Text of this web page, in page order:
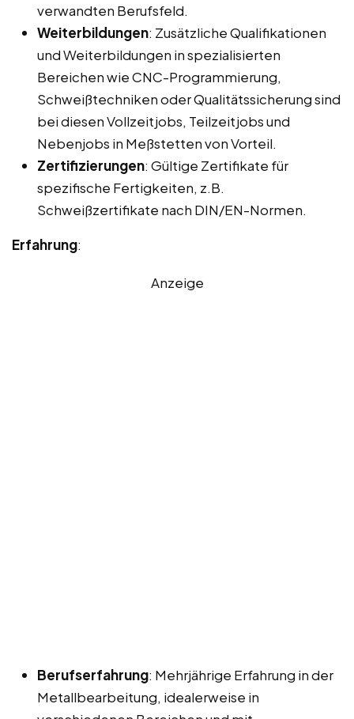
verwandten Berufsfeld.
Weiterbildungen: Zusätzliche Qualifikationen
und Weiterbildungen in spezialisierten
Bereichen wie CNC-Programmierung,
Schweißtechniken oder Qualitätssicherung sind
bei diesen Vollzeitjobs, Teilzeitjobs und
Nebenjobs in Meßstetten von Vorteil.
Zertifizierungen: Gültige Zertifikate für
spezifische Fertigkeiten, z.B.
Schweißzertifikate nach DIN/EN-Normen.
Erfahrung:
Anzeige
Berufserfahrung: Mehrjährige Erfahrung in der
Metallbearbeitung, idealerweise in